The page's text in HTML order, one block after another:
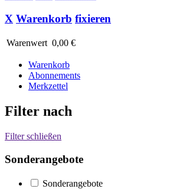
X Warenkorb fixieren
Warenwert 0,00 €
Warenkorb
Abonnements
Merkzettel
Filter nach
Filter schließen
Sonderangebote
Sonderangebote